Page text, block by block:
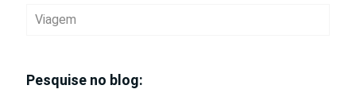
Viagem
Pesquise no blog: